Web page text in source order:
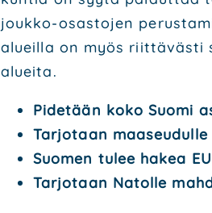
jouk­ko-osas­to­jen
alueil­la on myös riit­tä­väs­ti
aluei­ta.
Pide­tään koko Suo­mi
Tar­jo­taan
Suo­men tulee hakea
Tar­jo­taan Natol­le